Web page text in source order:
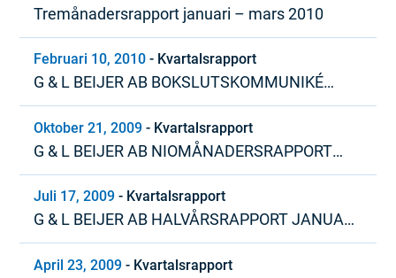
Tremånadersrapport januari – mars 2010
Februari 10, 2010 - Kvartalsrapport
G & L BEIJER AB BOKSLUTSKOMMUNIKÉ
JANUARI – DECEMBER 2009
Oktober 21, 2009 - Kvartalsrapport
G & L BEIJER AB NIOMÅNADERSRAPPORT
JANUARI – SEPTEMBER 2009
Juli 17, 2009 - Kvartalsrapport
G & L BEIJER AB HALVÅRSRAPPORT JANUARI
– JUNI 2009
April 23, 2009 - Kvartalsrapport